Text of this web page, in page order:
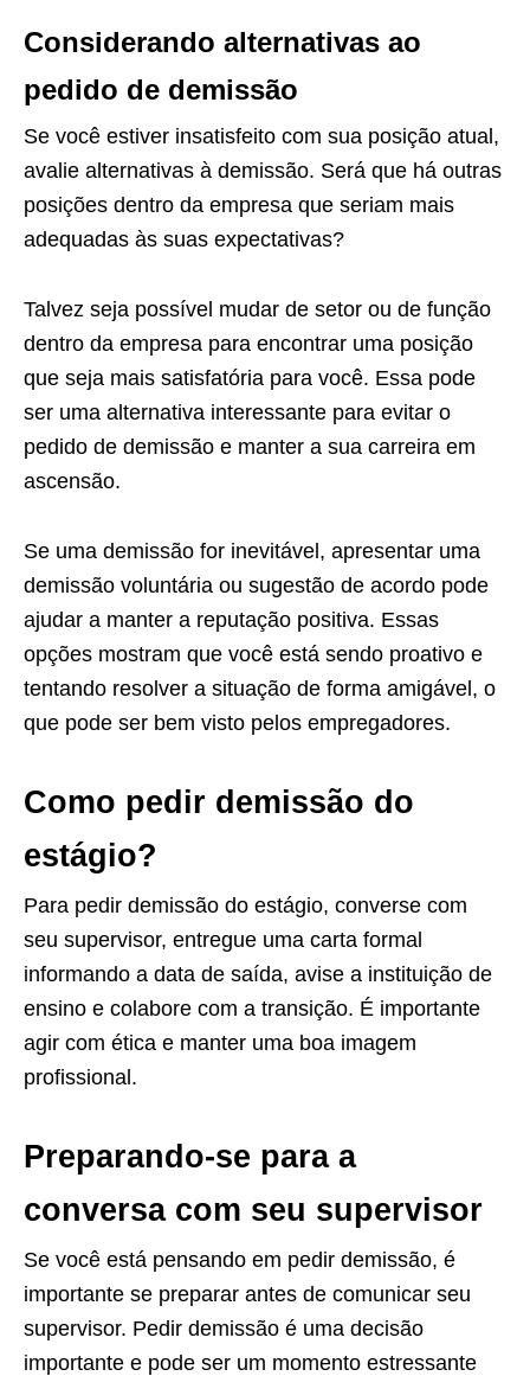
Considerando alternativas ao
pedido de demissão
Se você estiver insatisfeito com sua posição atual,
avalie alternativas à demissão. Será que há outras
posições dentro da empresa que seriam mais
adequadas às suas expectativas?
Talvez seja possível mudar de setor ou de função
dentro da empresa para encontrar uma posição
que seja mais satisfatória para você. Essa pode
ser uma alternativa interessante para evitar o
pedido de demissão e manter a sua carreira em
ascensão.
Se uma demissão for inevitável, apresentar uma
demissão voluntária ou sugestão de acordo pode
ajudar a manter a reputação positiva. Essas
opções mostram que você está sendo proativo e
tentando resolver a situação de forma amigável, o
que pode ser bem visto pelos empregadores.
Como pedir demissão do
estágio?
Para pedir demissão do estágio, converse com
seu supervisor, entregue uma carta formal
informando a data de saída, avise a instituição de
ensino e colabore com a transição. É importante
agir com ética e manter uma boa imagem
profissional.
Preparando-se para a
conversa com seu supervisor
Se você está pensando em pedir demissão, é
importante se preparar antes de comunicar seu
supervisor. Pedir demissão é uma decisão
importante e pode ser um momento estressante